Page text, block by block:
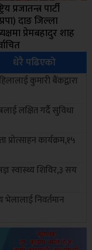
प्रजातन्त्र पार्टी
दाङ जिल्ला
प्रेमबहादुर शाह
धेरै पढिएको
कुमारी बैंकद्वारा
लक्षित गर्दै सुविधा
प्रोत्साहन कार्यक्रम,१५
स्वास्थ्य शिविर,३ सय
भेलालाई निवर्तमान